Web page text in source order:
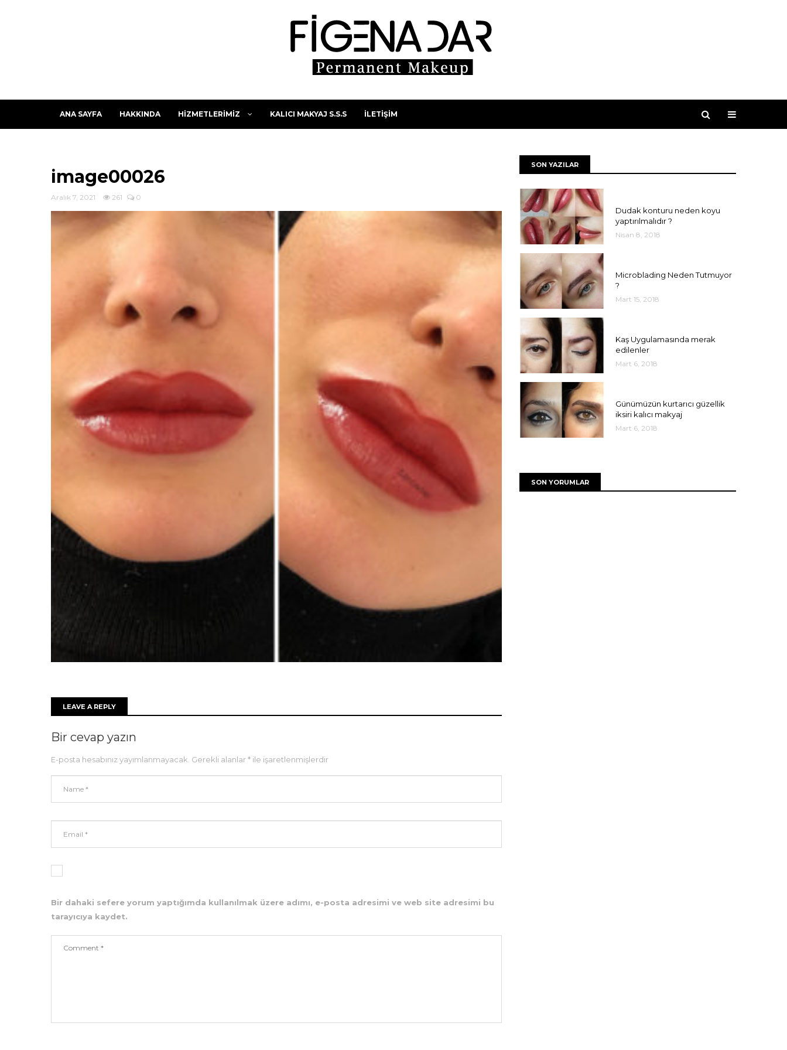
ANA SAYFA HAKKINDA HİZMETLERİMİZ KALICI MAKYAJ S.S.S İLETİŞİM
image00026
Aralık 7, 2021 261 0
LEAVE A REPLY
Bir cevap yazın
E-posta hesabınız yayımlanmayacak. Gerekli alanlar* ile işaretlenmişlerdir
Bir dahaki sefere yorum yaptığımda kullanılmak üzere adımı, e-posta adresimi ve web site adresimi bu
tarayıcıya kaydet.
SON YAZILAR
Dudak konturu neden koyu
yaptırılmalıdır ?
Nisan 8, 2018
Microblading Neden Tutmuyor
?
Mart 15, 2018
Kaş Uygulamasında merak
edilenler
Mart 6, 2018
Günümüzün kurtarıcı güzellik
iksiri kalıcı makyaj
Mart 6, 2018
SON YORUMLAR